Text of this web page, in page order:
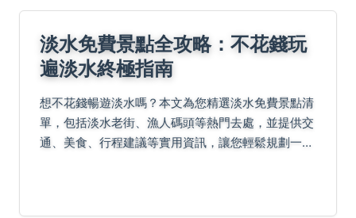
淡水免費景點全攻略：不花錢玩
遍淡水終極指南
想不花錢暢遊淡水嗎？本文為您精選淡水免費景點清
單，包括淡水老街、漁人碼頭等熱門去處，並提供交
通、美食、行程建議等實用資訊，讓您輕鬆規劃一日